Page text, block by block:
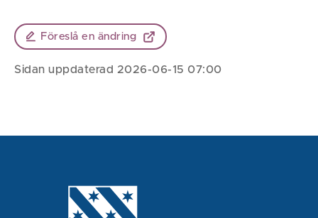
Föreslå en ändring
Sidan uppdaterad 2026-06-15 07:00